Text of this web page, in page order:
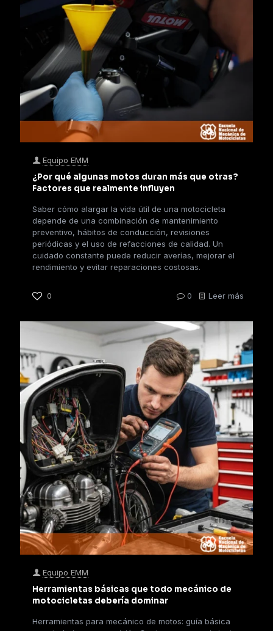
Equipo EMM
¿Por qué algunas motos duran más que otras?
Factores que realmente influyen
Saber cómo alargar la vida útil de una motocicleta
depende de una combinación de mantenimiento
preventivo, hábitos de conducción, revisiones
periódicas y el uso de refacciones de calidad. Un
cuidado constante puede reducir averías, mejorar el
rendimiento y evitar reparaciones costosas.
0 0 Leer más
Equipo EMM
Herramientas básicas que todo mecánico de
motocicletas debería dominar
Herramientas para mecánico de motos: guía básica